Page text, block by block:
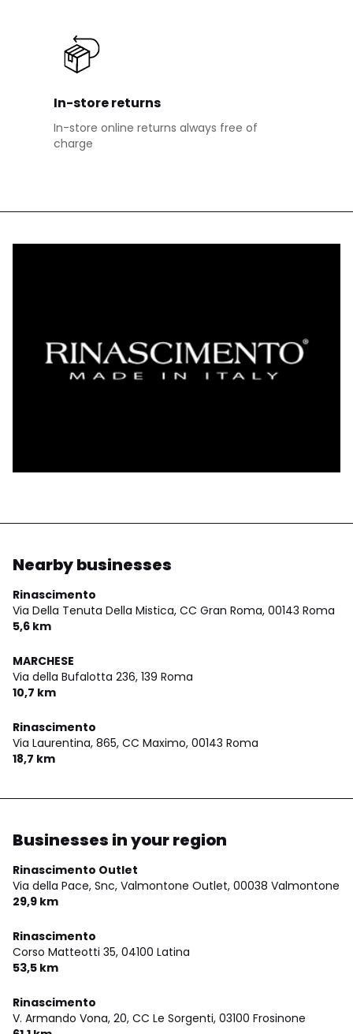
In-store returns
In-store online returns always free of
charge
Nearby businesses
Rinascimento
Via Della Tenuta Della Mistica, CC Gran Roma, 00143 Roma
5,6 km
MARCHESE
Via della Bufalotta 236, 139 Roma
10,7 km
Rinascimento
Via Laurentina, 865, CC Maximo, 00143 Roma
18,7 km
Businesses in your region
Rinascimento Outlet
Via della Pace, Snc, Valmontone Outlet, 00038 Valmontone
29,9 km
Rinascimento
Corso Matteotti 35, 04100 Latina
53,5 km
Rinascimento
V. Armando Vona, 20, CC Le Sorgenti, 03100 Frosinone